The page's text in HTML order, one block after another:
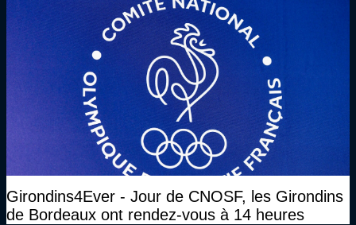
Girondins4Ever - Jour de CNOSF, les Girondins
de Bordeaux ont rendez-vous à 14 heures